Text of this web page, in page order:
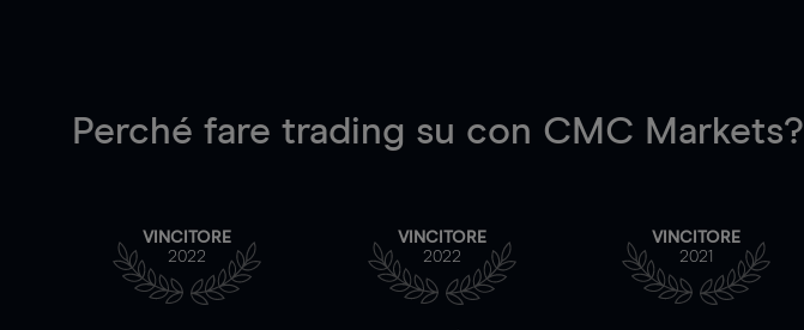
Perché fare trading su con CMC Markets?
VINCITORE
2022
VINCITORE
2022
VINCITORE
2021